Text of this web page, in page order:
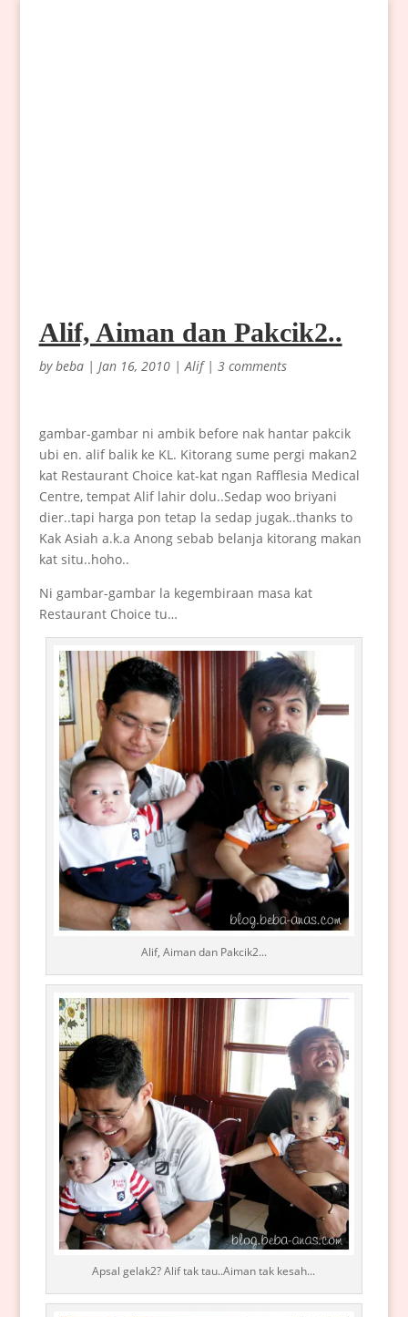
Alif, Aiman dan Pakcik2..
bybeba| Jan 16, 2010|Alif| 3 comments
gambar-gambar ni ambik before nak hantar pakcik
ubi en. alif balik ke KL. Kitorang sume pergi makan2
kat Restaurant Choice kat-kat ngan Rafflesia Medical
Centre, tempat Alif lahir dolu..Sedap woo briyani
dier..tapi harga pon tetap la sedap jugak..thanks to
Kak Asiah a.k.a Anong sebab belanja kitorang makan
kat situ..hoho..
Ni gambar-gambar la kegembiraan masa kat
Restaurant Choice tu…
Alif, Aiman dan Pakcik2...
Apsal gelak2? Alif tak tau..Aiman tak kesah...